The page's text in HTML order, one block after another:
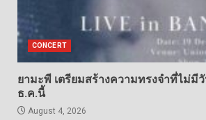
CONCERT
ยามะพี เตรียมสร้างความทรงจำที่ไม่มี
ธ.ค.นี้
August 4, 2026